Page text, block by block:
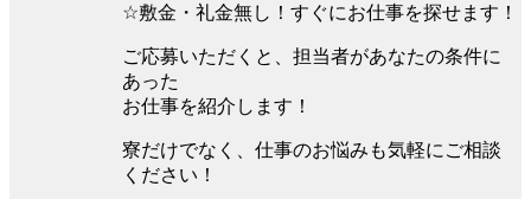
☆敷金・礼金無し！すぐにお仕事を探せます！
ご応募いただくと、担当者があなたの条件に
あった
お仕事を紹介します！
寮だけでなく、仕事のお悩みも気軽にご相談
ください！